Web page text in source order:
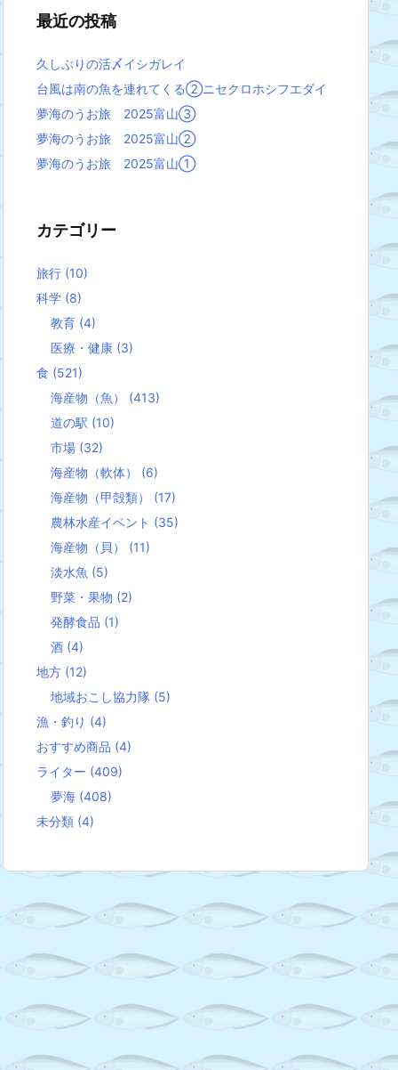
最近の投稿
久しぶりの活〆イシガレイ
台風は南の魚を連れてくる②ニセクロホシフエダイ
夢海のうお旅 2025富山③
夢海のうお旅 2025富山②
夢海のうお旅 2025富山①
カテゴリー
旅行 (10)
科学 (8)
教育 (4)
医療・健康 (3)
食 (521)
海産物（魚） (413)
道の駅 (10)
市場 (32)
海産物（軟体） (6)
海産物（甲殻類） (17)
農林水産イベント (35)
海産物（貝） (11)
淡水魚 (5)
野菜・果物 (2)
発酵食品 (1)
酒 (4)
地方 (12)
地域おこし協力隊 (5)
漁・釣り (4)
おすすめ商品 (4)
ライター (409)
夢海 (408)
未分類 (4)